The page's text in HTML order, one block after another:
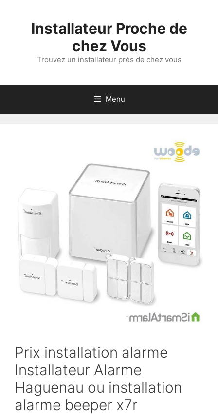
Installateur Proche de
chez Vous
Trouvez un installateur près de chez vous
Menu
Prix installation alarme
Installateur Alarme
Haguenau ou installation
alarme beeper x7r